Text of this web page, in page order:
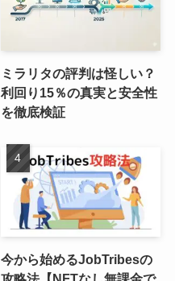
ミラリタの評判は怪しい？
利回り15％の真実と安全性
を徹底検証
今から始めるJobTribesの